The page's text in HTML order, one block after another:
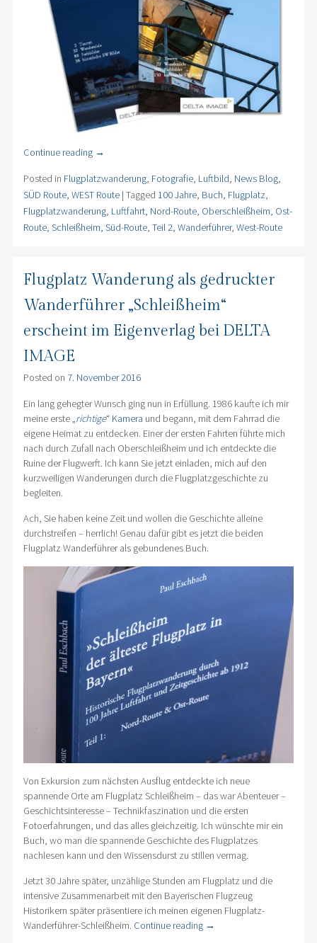
Continue reading →
Posted in Flugplatzwanderung, Fotografie, Luftbild, News Blog,
SÜD Route, WEST Route | Tagged 100 Jahre, Buch, Flugplatz,
Flugplatzwanderung, Luftfahrt, Nord-Route, Oberschleißheim, Ost-
Route, Schleißheim, Süd-Route, Teil 2, Wanderführer, West-Route
Flugplatz Wanderung als gedruckter
Wanderführer „Schleißheim“
erscheint im Eigenverlag bei DELTA
IMAGE
Posted on 7. November 2016
Ein lang gehegter Wunsch ging nun in Erfüllung. 1986 kaufte ich mir
meine erste„richtige“ Kamera und begann, mit dem Fahrrad die
eigene Heimat zu entdecken. Einer der ersten Fahrten führte mich
nach durch Zufall nach Oberschleißheim und ich entdeckte die
Ruine der Flugwerft. Ich kann Sie jetzt einladen, mich auf den
kurzweiligen Wanderungen durch die Flugplatzgeschichte zu
begleiten.
Ach, Sie haben keine Zeit und wollen die Geschichte alleine
durchstreifen – herrlich! Genau dafür gibt es jetzt die beiden
Flugplatz Wanderführer als gebundenes Buch.
Von Exkursion zum nächsten Ausflug entdeckte ich neue
spannende Orte am Flugplatz Schleißheim – das war Abenteuer –
Geschichtsinteresse – Technikfaszination und die ersten
Fotoerfahrungen, und das alles gleichzeitig. Ich wünschte mir ein
Buch, wo man die spannende Geschichte des Flugplatzes
nachlesen kann und den Wissensdurst zu stillen vermag.
Jetzt 30 Jahre später, unzählige Stunden am Flugplatz und die
intensive Zusammenarbeit mit den Bayerischen Flugzeug
Historikern später präsentiere ich meinen eigenen Flugplatz-
Wanderführer-Schleißheim. Continue reading →